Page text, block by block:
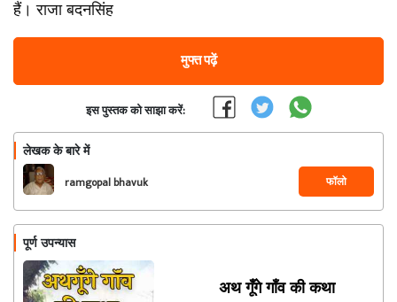
हैं। राजा बदनसिंह
मुफ्त पढ़ें
इस पुस्तक को साझा करें:
लेखक के बारे में
ramgopal bhavuk फॉलो
पूर्ण उपन्यास
अथ गूँगे गॉंव की कथा